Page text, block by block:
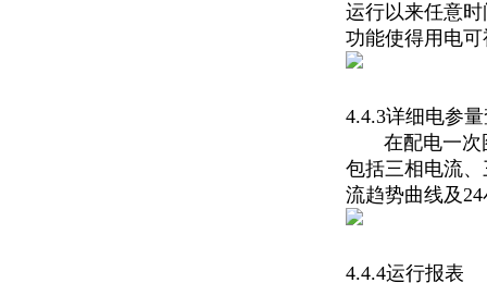
运行以来任意
功能使得用电
4.4.3详细电参
在配电一次图
包括三相电流
流趋势曲线及
4.4.4运行报表